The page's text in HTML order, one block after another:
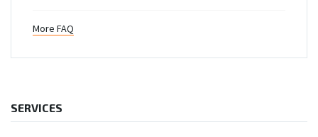
More FAQ
SERVICES